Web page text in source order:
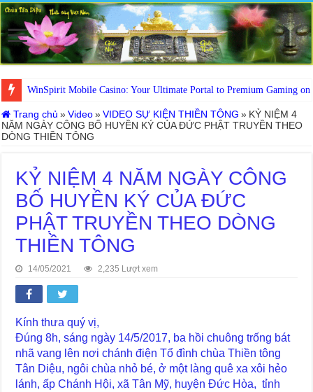
WinSpirit Mobile Casino: Your Ultimate Portal to Premium Gaming on
Trang chủ » Video » VIDEO SỰ KIỆN THIỀN TÔNG » KỶ NIỆM 4
NĂM NGÀY CÔNG BỐ HUYỀN KÝ CỦA ĐỨC PHẬT TRUYỀN THEO
DÒNG THIỀN TÔNG
KỶ NIỆM 4 NĂM NGÀY CÔNG
BỐ HUYỀN KÝ CỦA ĐỨC
PHẬT TRUYỀN THEO DÒNG
THIỀN TÔNG
14/05/2021 2,235 Lượt xem
Kính thưa quý vị,
Đúng 8h, sáng ngày 14/5/2017, ba hồi chuông trống bát
nhã vang lên nơi chánh điện Tổ đình chùa Thiền tông
Tân Diệu, ngôi chùa nhỏ bé, ở một làng quê xa xôi hẻo
lánh, ấp Chánh Hội, xã Tân Mỹ, huyện Đức Hòa, tỉnh